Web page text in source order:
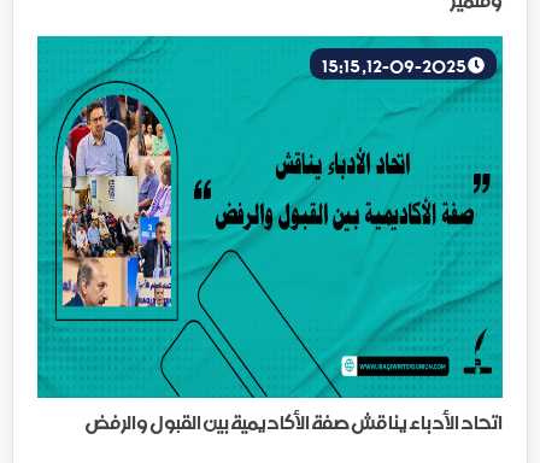
اتحاد الأدباء يناقش صفة الأكاديمية بين القبول والرفض